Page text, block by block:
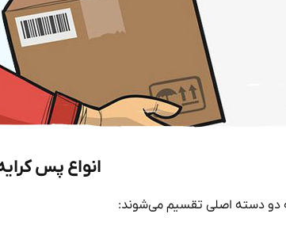
انواع پس
دو دسته اصلی تقسیم می‌شوند: